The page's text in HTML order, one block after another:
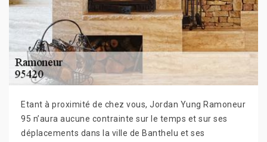
Etant à proximité de chez vous, Jordan Yung Ramoneur
95 n’aura aucune contrainte sur le temps et sur ses
déplacements dans la ville de Banthelu et ses